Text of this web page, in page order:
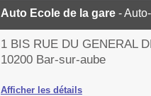
Auto Ecole de la gare -
1 BIS RUE DU GENERAL
10200 Bar-sur-aube
Afficher les détails